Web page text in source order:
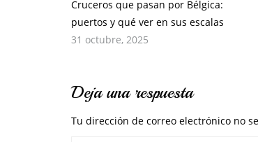
Cruceros que pasan por Bélgica:
puertos y qué ver en sus escalas
31 octubre, 2025
Deja una respuesta
Tu dirección de correo electrónico no